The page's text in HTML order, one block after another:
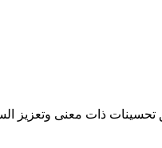
ذات معنى وتعزيز